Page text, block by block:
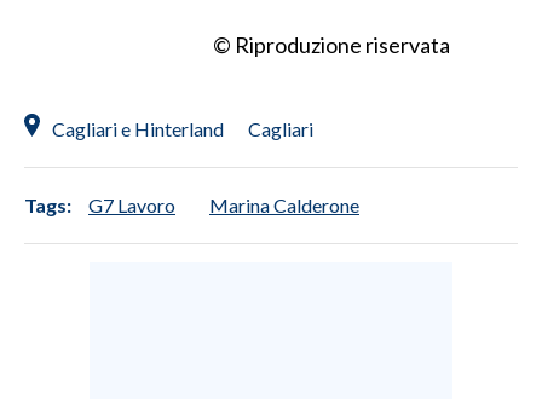
© Riproduzione riservata
Cagliari e Hinterland Cagliari
Tags: G7 Lavoro Marina Calderone